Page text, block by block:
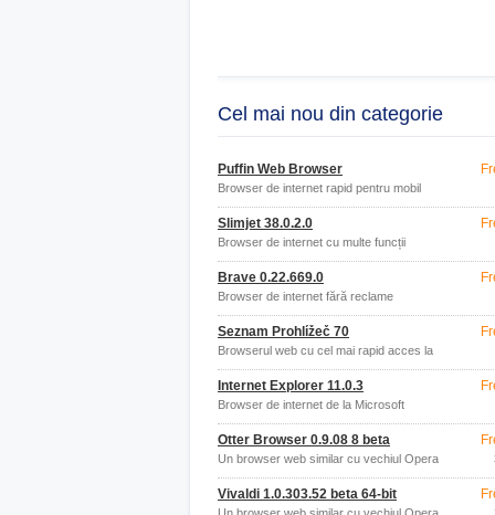
Cel mai nou din categorie
Puffin Web Browser
Browser de internet rapid pentru mobil
Slimjet 38.0.2.0
Browser de internet cu multe funcții
Brave 0.22.669.0
Browser de internet fără reclame
Seznam Prohlížeč 70
Browserul web cu cel mai rapid acces la
Internet Explorer 11.0.3
Browser de internet de la Microsoft
Otter Browser 0.9.08 8 beta
Un browser web similar cu vechiul Opera
Vivaldi 1.0.303.52 beta 64-bit